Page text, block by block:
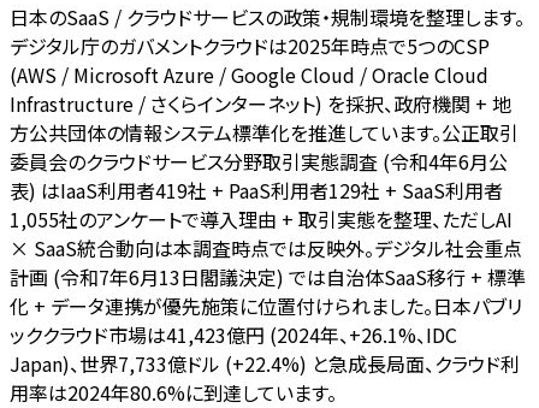
日本のSaaS / クラウドサービスの政策・規制環境を整理します。
デジタル庁のガバメントクラウドは2025年時点で5つのCSP
(AWS / Microsoft Azure / Google Cloud / Oracle Cloud
Infrastructure / さくらインターネット) を採択、政府機関 + 地
方公共団体の情報システム標準化を推進しています。公正取引
委員会のクラウドサービス分野取引実態調査 (令和4年6月公
表) はIaaS利用者419社 + PaaS利用者129社 + SaaS利用者
1,055社のアンケートで導入理由 + 取引実態を整理、ただしAI
× SaaS統合動向は本調査時点では反映外。デジタル社会重点
計画 (令和7年6月13日閣議決定) では自治体SaaS移行 + 標準
化 + データ連携が優先施策に位置付けられました。日本パブリ
ッククラウド市場は41,423億円 (2024年、+26.1%、IDC
Japan)、世界7,733億ドル (+22.4%) と急成長局面、クラウド利
用率は2024年80.6%に到達しています。